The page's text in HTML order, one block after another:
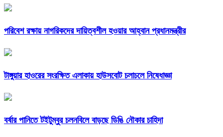
পরিবেশ রক্ষায় নাগরিকদের দায়িত্বশীল হওয়ার আহ্বান প্রধানমন্ত্রীর
টাঙ্গুয়ার হাওরের সংরক্ষিত এলাকায় হাউসবোট চলাচলে নিষেধাজ্ঞা
বর্ষার পানিতে টইটুম্বুর চলনবিলে বাড়ছে ডিঙি নৌকার চাহিদা